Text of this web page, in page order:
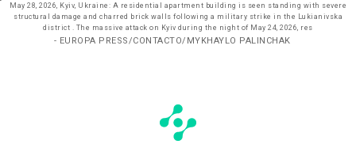
May 28, 2026, Kyiv, Ukraine: A residential apartment building is seen standing with severe
structural damage and charred brick walls following a military strike in the Lukianivska
district . The massive attack on Kyiv during the night of May 24, 2026, res
- EUROPA PRESS/CONTACTO/MYKHAYLO PALINCHAK